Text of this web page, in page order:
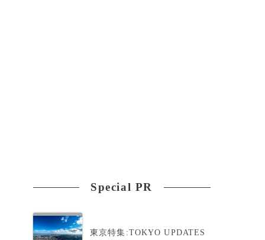
Special PR
東京特集:TOKYO UPDATES